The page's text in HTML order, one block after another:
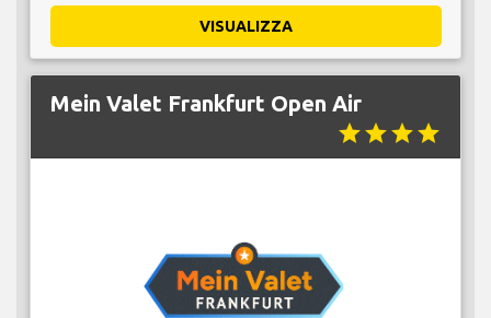
VISUALIZZA
Mein Valet Frankfurt Open Air
starstarstarstar